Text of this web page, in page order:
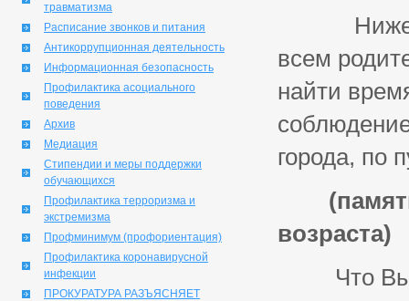
травматизма
Расписание звонков и питания
Антикоррупционная деятельность
Информационная безопасность
Профилактика асоциального
поведения
Архив
Медиация
Стипендии и меры поддержки
обучающихся
Профилактика терроризма и
экстремизма
Профминимум (профориентация)
Профилактика коронавирусной
инфекции
ПРОКУРАТУРА РАЗЪЯСНЯЕТ
всем
найти
города,
возраста)
Что Вы